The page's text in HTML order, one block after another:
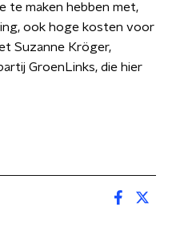
te maken hebben met,
ook hoge kosten voor
Suzanne Kröger,
GroenLinks, die hier